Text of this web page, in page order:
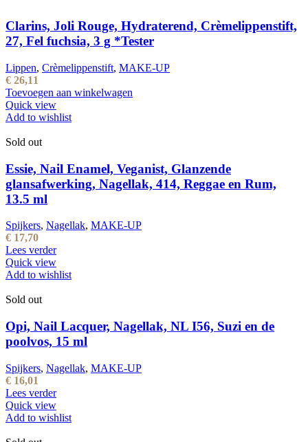
Clarins, Joli Rouge, Hydraterend, Crèmelippenstift,
27, Fel fuchsia, 3 g *Tester
Lippen, Crèmelippenstift, MAKE-UP
€ 26,11
Toevoegen aan winkelwagen
Quick view
Add to wishlist
Sold out
Essie, Nail Enamel, Veganist, Glanzende
glansafwerking, Nagellak, 414, Reggae en Rum,
13.5 ml
Spijkers, Nagellak, MAKE-UP
€ 17,70
Lees verder
Quick view
Add to wishlist
Sold out
Opi, Nail Lacquer, Nagellak, NL I56, Suzi en de
poolvos, 15 ml
Spijkers, Nagellak, MAKE-UP
€ 16,01
Lees verder
Quick view
Add to wishlist